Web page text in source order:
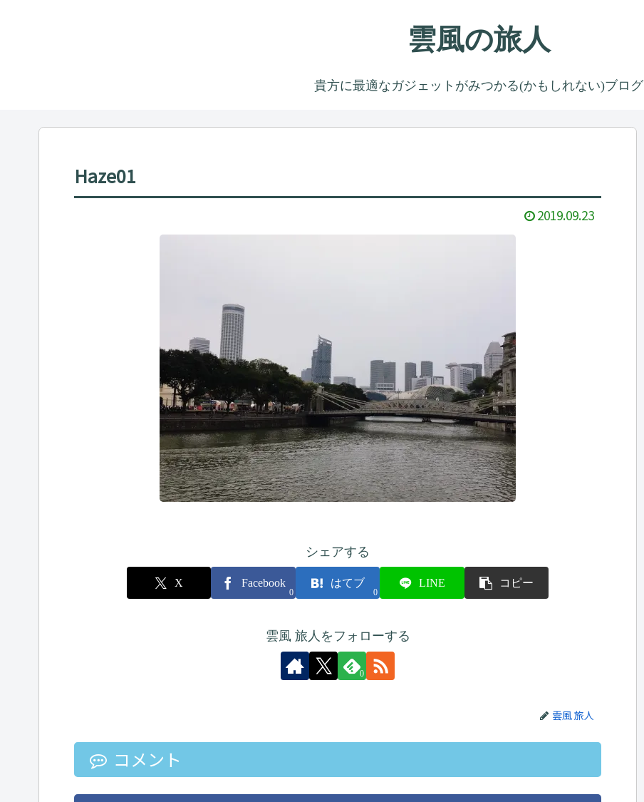
雲風の旅人
貴方に最適なガジェットがみつかる(かもしれない)ブログ
Haze01
2019.09.23
シェアする
X Facebook
0
はてブ
0
LINE コピー
雲風 旅人をフォローする
0
雲風 旅人
コメント